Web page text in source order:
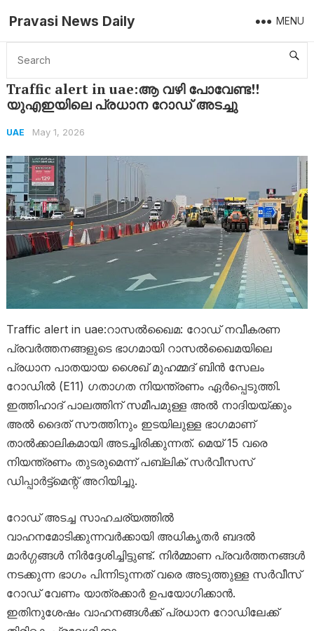
Pravasi News Daily MENU
Home UAE
Traffic alert in uae:ആ വഴി പോവേണ്ട!!
യുഎഇയിലെ പ്രധാന റോഡ് അടച്ചു
UAE May 1, 2026
Traffic alert in uae:റാസൽഖൈമ: റോഡ് നവീകരണ
പ്രവർത്തനങ്ങളുടെ ഭാഗമായി റാസൽഖൈമയിലെ
പ്രധാന പാതയായ ശൈഖ് മുഹമ്മദ് ബിൻ സേലം
റോഡിൽ (E11) ഗതാഗത നിയന്ത്രണം ഏർപ്പെടുത്തി.
ഇത്തിഹാദ് പാലത്തിന് സമീപമുള്ള അൽ നാദിയയ്ക്കും
അൽ ദൈത് സൗത്തിനും ഇടയിലുള്ള ഭാഗമാണ്
താൽക്കാലികമായി അടച്ചിരിക്കുന്നത്. മെയ് 15 വരെ
നിയന്ത്രണം തുടരുമെന്ന് പബ്ലിക് സർവീസസ്
ഡിപ്പാർട്ട്‌മെന്റ് അറിയിച്ചു.
റോഡ് അടച്ച സാഹചര്യത്തിൽ
വാഹനമോടിക്കുന്നവർക്കായി അധികൃതർ ബദൽ
മാർഗ്ഗങ്ങൾ നിർദ്ദേശിച്ചിട്ടുണ്ട്. നിർമ്മാണ പ്രവർത്തനങ്ങൾ
നടക്കുന്ന ഭാഗം പിന്നിടുന്നത് വരെ അടുത്തുള്ള സർവീസ്
റോഡ് വേണം യാത്രക്കാർ ഉപയോഗിക്കാൻ.
ഇതിനുശേഷം വാഹനങ്ങൾക്ക് പ്രധാന റോഡിലേക്ക്